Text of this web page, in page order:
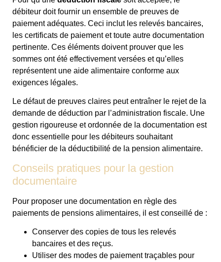
débiteur doit fournir un ensemble de preuves de
paiement adéquates. Ceci inclut les relevés bancaires,
les certificats de paiement et toute autre documentation
pertinente. Ces éléments doivent prouver que les
sommes ont été effectivement versées et qu’elles
représentent une aide alimentaire conforme aux
exigences légales.
Le défaut de preuves claires peut entraîner le rejet de la
demande de déduction par l’administration fiscale. Une
gestion rigoureuse et ordonnée de la documentation est
donc essentielle pour les débiteurs souhaitant
bénéficier de la déductibilité de la pension alimentaire.
Conseils pratiques pour la gestion
documentaire
Pour proposer une documentation en règle des
paiements de pensions alimentaires, il est conseillé de :
Conserver des copies de tous les relevés
bancaires et des reçus.
Utiliser des modes de paiement traçables pour